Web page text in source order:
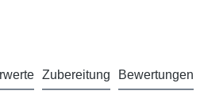
Zubereitung Bewertungen